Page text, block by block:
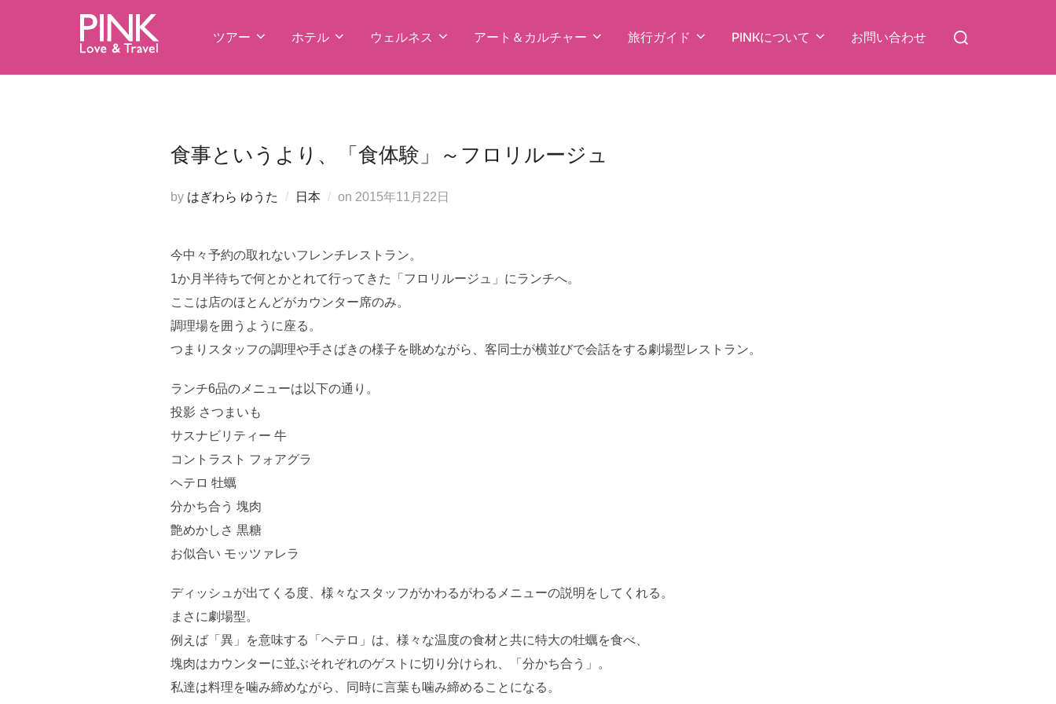
ン
ツアー ホテル ウェルネス アート＆カルチャー 旅行ガイド PINKについて お問い合わせ
対
食事というより、「食体験」～フロリルージュ
by はぎわら ゆうた 日本 on 投
2015年11月22日
今中々予約の取れないフレンチレストラン。
1か月半待ちで何とかとれて行ってきた「フロリルージュ」にランチへ。
ここは店のほとんどがカウンター席のみ。
調理場を囲うように座る。
つまりスタッフの調理や手さばきの様子を眺めながら、客同士が横並びで会話をする劇場型レストラン。
ランチ6品のメニューは以下の通り。
投影 さつまいも
サスナビリティー 牛
コントラスト フォアグラ
ヘテロ 牡蠣
分かち合う 塊肉
艶めかしさ 黒糖
お似合い モッツァレラ
ディッシュが出てくる度、様々なスタッフがかわるがわるメニューの説明をしてくれる。
まさに劇場型。
例えば「異」を意味する「ヘテロ」は、様々な温度の食材と共に特大の牡蠣を食べ、
塊肉はカウンターに並ぶそれぞれのゲストに切り分けられ、「分かち合う」。
私達は料理を噛み締めながら、同時に言葉も噛み締めることになる。